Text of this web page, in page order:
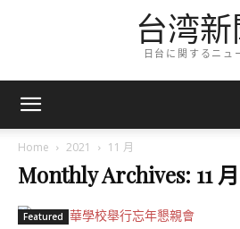
台湾新
日台に関するニュ
Home 2021 11 月
Monthly Archives: 11 月
Featured